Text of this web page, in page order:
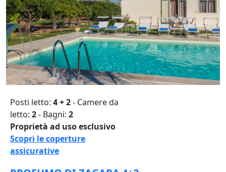
Posti letto: 4 + 2- Camere da
letto: 2- Bagni: 2
Proprietà ad uso esclusivo
Scopri le coperture
assicurative